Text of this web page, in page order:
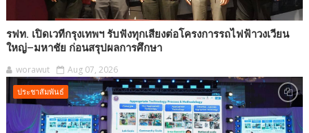
รฟท. เปิดเวทีกรุงเทพฯ รับฟังทุกเสียงต่อโครงการรถไฟฟ้าวงเวียน
ใหญ่–มหาชัย ก่อนสรุปผลการศึกษา
worawut Aug 07, 2026
ประชาสัมพันธ์